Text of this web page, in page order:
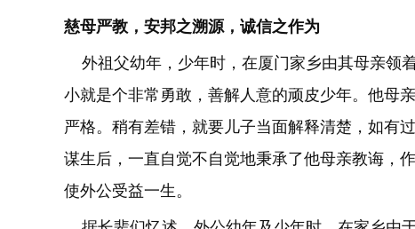
慈母严教，安邦之溯源，诚信之作为
外祖父幼年，少年时，在厦门家乡由其母亲领
小就是个非常勇敢，善解人意的顽皮少年。他母
严格。稍有差错，就要儿子当面解释清楚，如有
谋生后，一直自觉不自觉地秉承了他母亲教诲，
使外公受益一生。